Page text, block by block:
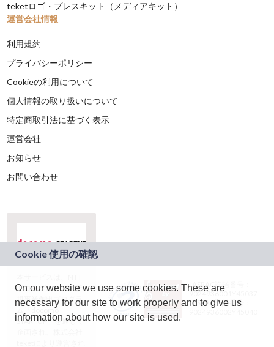
teketロゴ・プレスキット（メディアキット）
運営会社情報
利用規約
プライバシーポリシー
Cookieの利用について
個人情報の取り扱いについて
特定商取引法に基づく表示
運営会社
お知らせ
お問い合わせ
ドコモグループの新
規事業創出プログラ
ム「docomo
STARTUP」を通じて
JASRAC許諾番号：
9024936001Y45037
JASRAC許諾番号：
On our website we use some cookies. These are
necessary for our site to work properly and to give us
information about how our site is used.